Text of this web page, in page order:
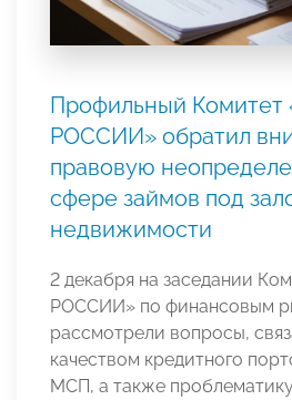
Профильный
РОССИИ» обратил
правовую
сфере займов под
недвижимости
2 декабря на заседании
РОССИИ» по финансовым
рассмотрели вопросы,
качеством кредитного
МСП, а также